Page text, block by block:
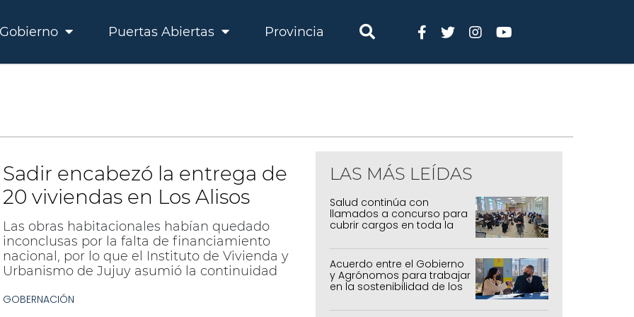
Gobierno Puertas Abiertas Provincia
Sadir encabezó la entrega de
20 viviendas en Los Alisos
Las obras habitacionales habían quedado
inconclusas por la falta de financiamiento
nacional, por lo que el Instituto de Vivienda y
Urbanismo de Jujuy asumió la continuidad
GOBERNACIÓN
LAS MÁS LEÍDAS
Salud continúa con
llamados a concurso para
cubrir cargos en toda la
Acuerdo entre el Gobierno
y Agrónomos para trabajar
en la sostenibilidad de los
agrícolas, pecuarios y